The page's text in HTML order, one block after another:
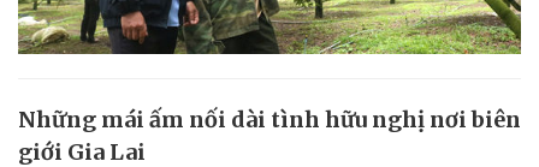
Những mái ấm nối dài tình hữu nghị nơi biên
giới Gia Lai